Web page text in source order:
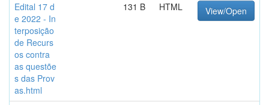
Edital 17 d
e 2022 - In
terposição
de Recurs
os contra
as questõe
s das Prov
as.html
131 B HTML View/Open